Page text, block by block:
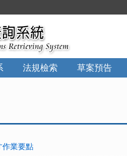
法規檢索 草案預告
作業要點